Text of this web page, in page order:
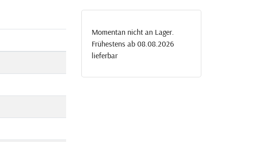
Momentan nicht an Lager.
Frühestens ab 08.08.2026
lieferbar